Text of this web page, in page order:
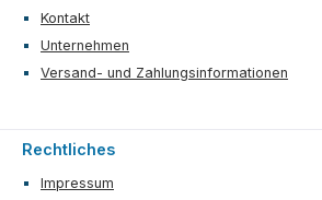
Kontakt
Unternehmen
Versand- und Zahlungsinformationen
Rechtliches
Impressum